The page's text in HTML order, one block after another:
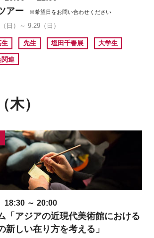
アー※希望日をお問い合わせください
日）～ 9.29（日）
生 先生 塩田千春展 大学生
関連
木）
18:30 ～ 20:00
「アジアの近現代美術館における
新しい在り方を考える」